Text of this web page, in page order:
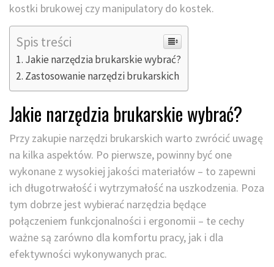
kostki brukowej czy manipulatory do kostek.
Spis treści
Jakie narzędzia brukarskie wybrać?
Zastosowanie narzędzi brukarskich
Jakie narzędzia brukarskie wybrać?
Przy zakupie narzędzi brukarskich warto zwrócić uwagę
na kilka aspektów. Po pierwsze, powinny być one
wykonane z wysokiej jakości materiałów – to zapewni
ich długotrwałość i wytrzymałość na uszkodzenia. Poza
tym dobrze jest wybierać narzędzia będące
połączeniem funkcjonalności i ergonomii – te cechy
ważne są zarówno dla komfortu pracy, jak i dla
efektywności wykonywanych prac.